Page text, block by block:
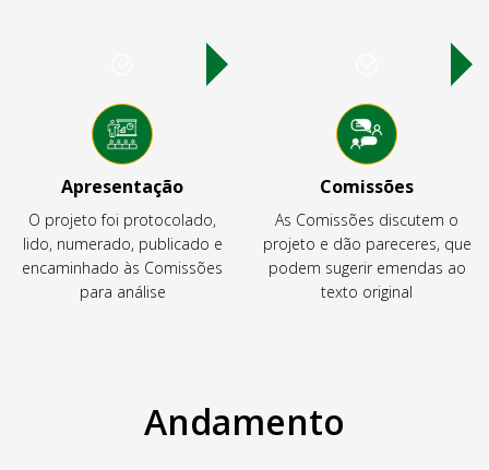
Apresentação
O projeto foi protocolado,
lido, numerado, publicado e
encaminhado às Comissões
para análise
Comissões
As Comissões discutem o
projeto e dão pareceres, que
podem sugerir emendas ao
texto original
Andamento